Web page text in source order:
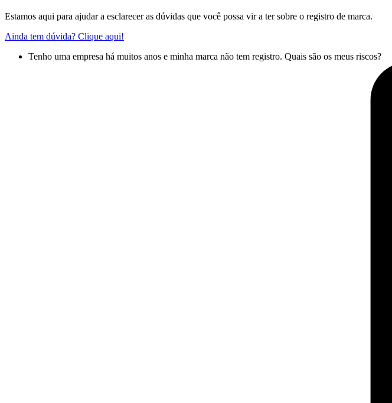
Estamos aqui para ajudar a esclarecer as dúvidas que você possa vir a ter sobre o registro de marca.
Ainda tem dúvida? Clique aqui!
Tenho uma empresa há muitos anos e minha marca não tem registro. Quais são os meus riscos?